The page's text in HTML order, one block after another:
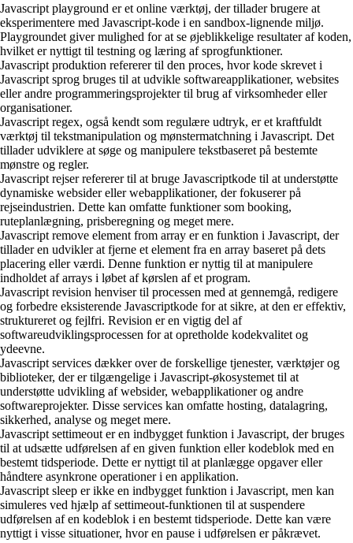
Javascript playground er et online værktøj, der tillader brugere at
eksperimentere med Javascript-kode i en sandbox-lignende miljø.
Playgroundet giver mulighed for at se øjeblikkelige resultater af koden,
hvilket er nyttigt til testning og læring af sprogfunktioner.
Javascript produktion refererer til den proces, hvor kode skrevet i
Javascript sprog bruges til at udvikle softwareapplikationer, websites
eller andre programmeringsprojekter til brug af virksomheder eller
organisationer.
Javascript regex, også kendt som regulære udtryk, er et kraftfuldt
værktøj til tekstmanipulation og mønstermatchning i Javascript. Det
tillader udviklere at søge og manipulere tekstbaseret på bestemte
mønstre og regler.
Javascript rejser refererer til at bruge Javascriptkode til at understøtte
dynamiske websider eller webapplikationer, der fokuserer på
rejseindustrien. Dette kan omfatte funktioner som booking,
ruteplanlægning, prisberegning og meget mere.
Javascript remove element from array er en funktion i Javascript, der
tillader en udvikler at fjerne et element fra en array baseret på dets
placering eller værdi. Denne funktion er nyttig til at manipulere
indholdet af arrays i løbet af kørslen af et program.
Javascript revision henviser til processen med at gennemgå, redigere
og forbedre eksisterende Javascriptkode for at sikre, at den er effektiv,
struktureret og fejlfri. Revision er en vigtig del af
softwareudviklingsprocessen for at opretholde kodekvalitet og
ydeevne.
Javascript services dækker over de forskellige tjenester, værktøjer og
biblioteker, der er tilgængelige i Javascript-økosystemet til at
understøtte udvikling af websider, webapplikationer og andre
softwareprojekter. Disse services kan omfatte hosting, datalagring,
sikkerhed, analyse og meget mere.
Javascript settimeout er en indbygget funktion i Javascript, der bruges
til at udsætte udførelsen af en given funktion eller kodeblok med en
bestemt tidsperiode. Dette er nyttigt til at planlægge opgaver eller
håndtere asynkrone operationer i en applikation.
Javascript sleep er ikke en indbygget funktion i Javascript, men kan
simuleres ved hjælp af settimeout-funktionen til at suspendere
udførelsen af en kodeblok i en bestemt tidsperiode. Dette kan være
nyttigt i visse situationer, hvor en pause i udførelsen er påkrævet.